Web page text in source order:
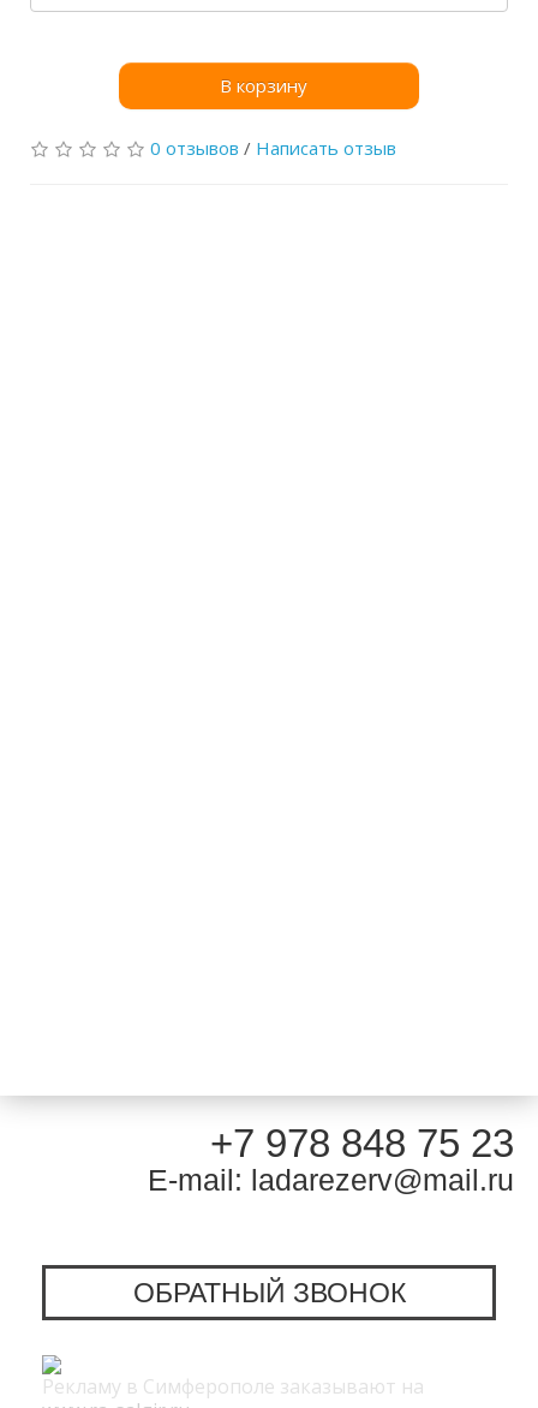
В корзину
0 отзывов / Написать отзыв
+7 978 848 75 23
E-mail: ladarezerv@mail.ru
ОБРАТНЫЙ ЗВОНОК
Рекламу в Симферополе заказывают на